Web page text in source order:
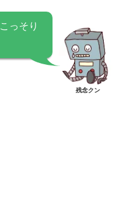
っそり
残念クン